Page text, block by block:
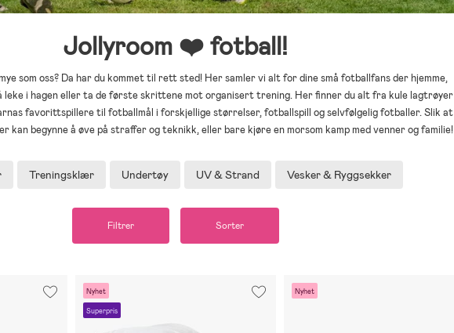
Jollyroom ❤️ fotball!
som oss? Da har du kommet til rett sted! Her samler vi alt for dine små fotballfans der hjemme,
leke i hagen eller ta de første skrittene mot organisert trening. Her finner du alt fra kule lagtrøyer
favorittspillere til fotballmål i forskjellige størrelser, fotballspill og selvfølgelig fotballer. Slik at
kan begynne å øve på straffer og teknikk, eller bare kjøre en morsom kamp med venner og familie!
Treningsklær Undertøy UV & Strand Vesker & Ryggsekker
Filtrer Sorter
Nyhet
Superpris
Nyhet